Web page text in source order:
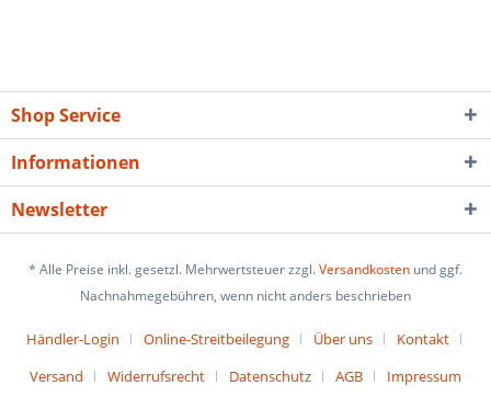
Shop Service
Informationen
Newsletter
* Alle Preise inkl. gesetzl. Mehrwertsteuer zzgl.Versandkosten und ggf.
Nachnahmegebühren, wenn nicht anders beschrieben
Händler-Login Online-Streitbeilegung Über uns
Kontakt
Versand
Widerrufsrecht Datenschutz AGB Impressum